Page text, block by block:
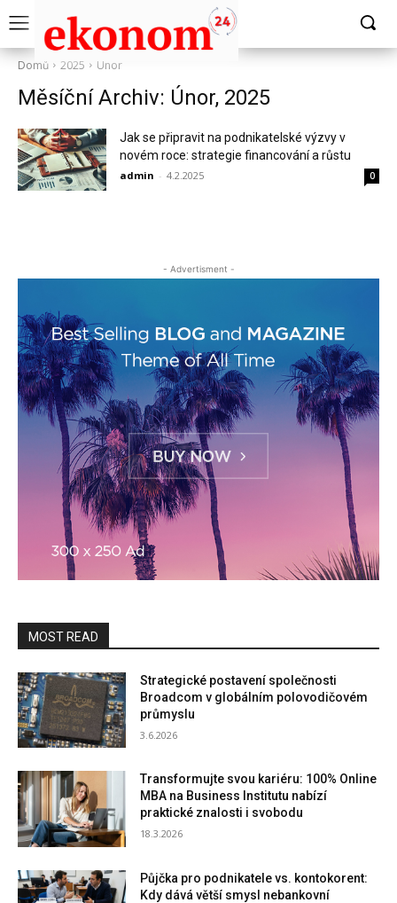
Domů 2025 Únor
Měsíční Archiv: Únor, 2025
Jak se připravit na podnikatelské výzvy v
novém roce: strategie financování a růstu
admin - 4.2.2025 0
- Advertisment -
MOST READ
Strategické postavení společnosti
Broadcom v globálním polovodičovém
průmyslu
3.6.2026
Transformujte svou kariéru: 100% Online
MBA na Business Institutu nabízí
praktické znalosti i svobodu
18.3.2026
Půjčka pro podnikatele vs. kontokorent:
Kdy dává větší smysl nebankovní